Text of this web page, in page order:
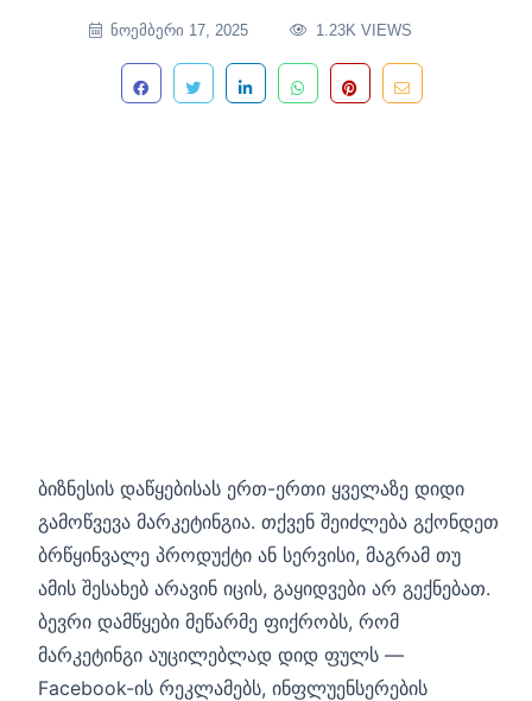
ᲜᲝᲔᲛᲑᲔᲠᲘ 17, 2025 1.23K VIEWS
ბიზნესის დაწყებისას ერთ-ერთი ყველაზე დიდი
გამოწვევა მარკეტინგია. თქვენ შეიძლება გქონდეთ
ბრწყინვალე პროდუქტი ან სერვისი, მაგრამ თუ
ამის შესახებ არავინ იცის, გაყიდვები არ გექნებათ.
ბევრი დამწყები მეწარმე ფიქრობს, რომ
მარკეტინგი აუცილებლად დიდ ფულს —
Facebook-ის რეკლამებს, ინფლუენსერების